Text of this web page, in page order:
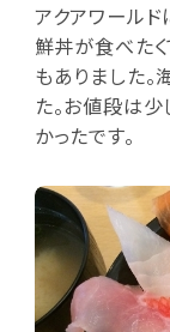
アクアワール
鮮丼が食べた
もありました
た。お値段は
かったです。